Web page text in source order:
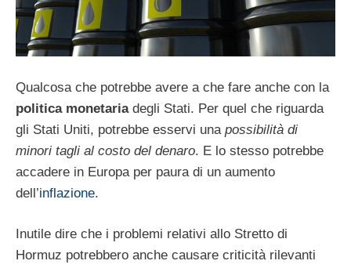
Qualcosa che potrebbe avere a che fare anche con la
politica monetariadegli Stati. Per quel che riguarda
gli Stati Uniti, potrebbe esservi una possibilità di
minori tagli al costo del denaro. E lo stesso potrebbe
accadere in Europa per paura di un aumento
dell’inflazione.
Inutile dire che i problemi relativi allo Stretto di
Hormuz potrebbero anche causare criticità rilevanti